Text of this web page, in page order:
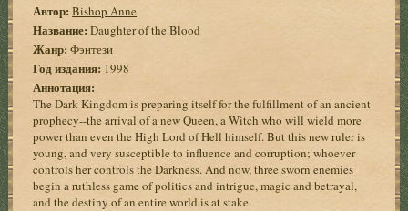
Автор: Bishop Anne
Название: Daughter of the Blood
Жанр: Фэнтези
Год издания: 1998
Аннотация:
The Dark Kingdom is preparing itself for the fulfillment of an ancient
prophecy--the arrival of a new Queen, a Witch who will wield more
power than even the High Lord of Hell himself. But this new ruler is
young, and very susceptible to influence and corruption; whoever
controls her controls the Darkness. And now, three sworn enemies
begin a ruthless game of politics and intrigue, magic and betrayal,
and the destiny of an entire world is at stake.